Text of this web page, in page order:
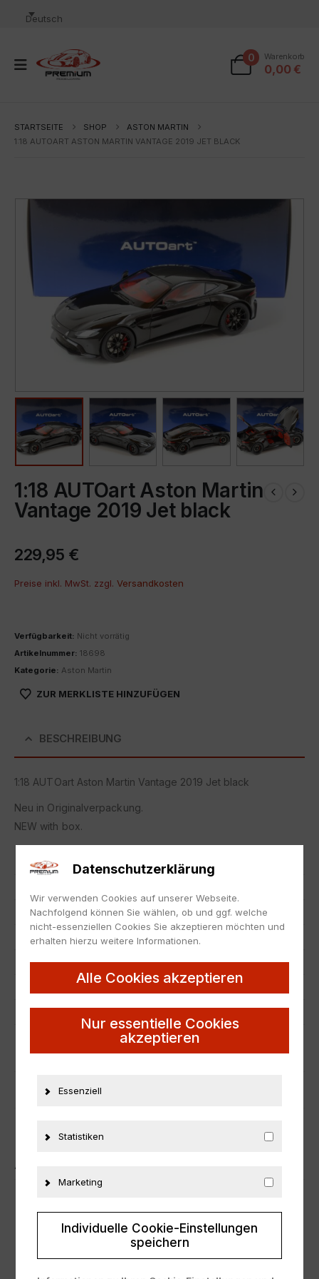
Deutsch
0 Warenkorb
0,00 €
STARTSEITE SHOP
ASTON MARTIN
1:18 AUTOART ASTON MARTIN VANTAGE 2019 JET BLACK
1:18 AUTOart Aston Martin
Vantage 2019 Jet black
229,95 €
Preise inkl. MwSt. zzgl. Versandkosten
Verfügbarkeit: Nicht vorrätig
Artikelnummer: 18698
Kategorie: Aston Martin
ZUR MERKLISTE HINZUFÜGEN
BESCHREIBUNG
1:18 AUTOart Aston Martin Vantage 2019 Jet black
Neu in Originalverpackung.
NEW with box.
Artikelnummer
Hersteller AUTOart
Maßstab 1:18
Zustand Neu
70275
ZUSÄTZLICHE INFORMATIONEN
PRODUKTSICHERHEIT
ÄHNLICHE PRODUKTE
Datenschutzerklärung
Wir verwenden Cookies auf unserer Webseite.
Nachfolgend können Sie wählen, ob und ggf. welche
nicht-essenziellen Cookies Sie akzeptieren möchten und
erhalten hierzu weitere Informationen.
Alle Cookies akzeptieren
Nur essentielle Cookies
akzeptieren
Essenziell
Statistiken
Marketing
Individuelle Cookie-Einstellungen
speichern